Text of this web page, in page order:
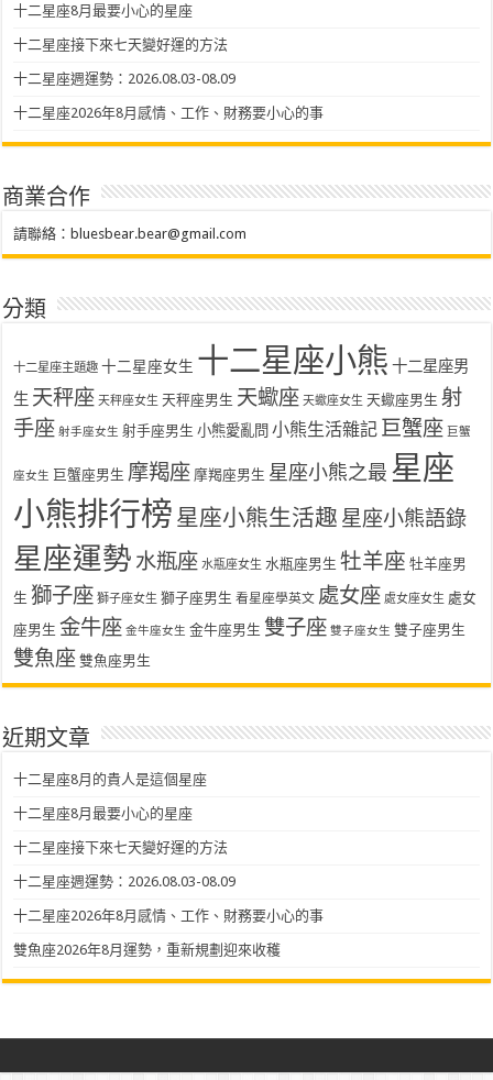
十二星座8月最要小心的星座
十二星座接下來七天變好運的方法
十二星座週運勢：2026.08.03-08.09
十二星座2026年8月感情、工作、財務要小心的事
商業合作
請聯絡：bluesbear.bear@gmail.com
分類
十二星座主題趣 十二星座女生 十二星座小熊 十二星座男
生 天秤座 天秤座女生 天秤座男生 天蠍座 天蠍座女生 天蠍座男生 射
手座 射手座女生 射手座男生 小熊愛亂問 小熊生活雜記 巨蟹座 巨蟹
座女生 巨蟹座男生 摩羯座 摩羯座男生 星座小熊之最 星座
小熊排行榜 星座小熊生活趣 星座小熊語錄
星座運勢 水瓶座 水瓶座女生 水瓶座男生 牡羊座 牡羊座男
生 獅子座 獅子座女生 獅子座男生 看星座學英文 處女座 處女座女生 處女
座男生 金牛座 金牛座女生 金牛座男生 雙子座 雙子座女生 雙子座男生
雙魚座 雙魚座男生
近期文章
十二星座8月的貴人是這個星座
十二星座8月最要小心的星座
十二星座接下來七天變好運的方法
十二星座週運勢：2026.08.03-08.09
十二星座2026年8月感情、工作、財務要小心的事
雙魚座2026年8月運勢，重新規劃迎來收穫